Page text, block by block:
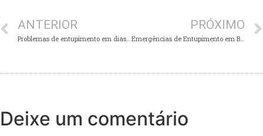
ANTERIOR PRÓXIMO
Emergências de Entupimento em BH: Quando Chamar uma Desentupidora 24 Horas?
Deixe um comentário